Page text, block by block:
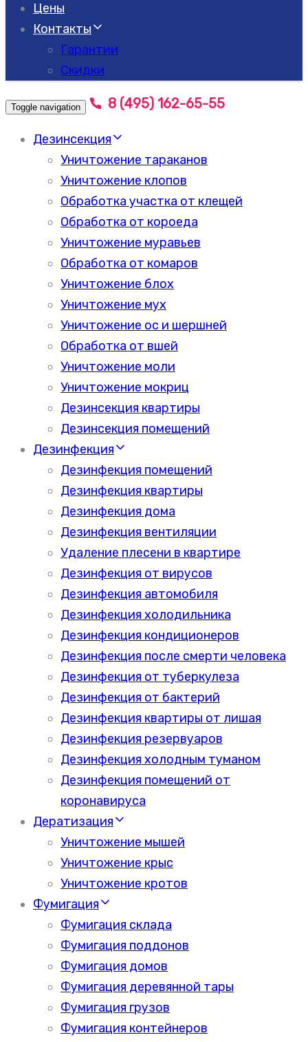
Цены
Контакты
Гарантии
Скидки
Toggle navigation 8 (495) 162-65-55
Дезинсекция
Уничтожение тараканов
Уничтожение клопов
Обработка участка от клещей
Обработка от короеда
Уничтожение муравьев
Обработка от комаров
Уничтожение блох
Уничтожение мух
Уничтожение ос и шершней
Обработка от вшей
Уничтожение моли
Уничтожение мокриц
Дезинсекция квартиры
Дезинсекция помещений
Дезинфекция
Дезинфекция помещений
Дезинфекция квартиры
Дезинфекция дома
Дезинфекция вентиляции
Удаление плесени в квартире
Дезинфекция от вирусов
Дезинфекция автомобиля
Дезинфекция холодильника
Дезинфекция кондиционеров
Дезинфекция после смерти человека
Дезинфекция от туберкулеза
Дезинфекция от бактерий
Дезинфекция квартиры от лишая
Дезинфекция резервуаров
Дезинфекция холодным туманом
Дезинфекция помещений от
коронавируса
Дератизация
Уничтожение мышей
Уничтожение крыс
Уничтожение кротов
Фумигация
Фумигация склада
Фумигация поддонов
Фумигация домов
Фумигация деревянной тары
Фумигация грузов
Фумигация контейнеров